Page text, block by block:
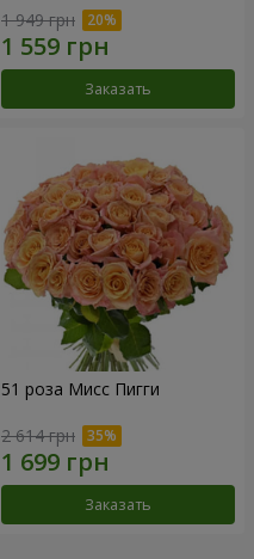
1 949 грн
Заказать
51 роза Мисс Пигги
2 614 грн
Заказать